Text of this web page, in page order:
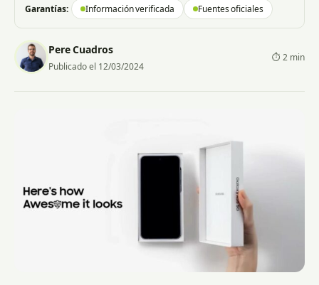
Garantías: Información verificada Fuentes oficiales
Pere Cuadros
Publicado el 12/03/2024
⏱ 2 min